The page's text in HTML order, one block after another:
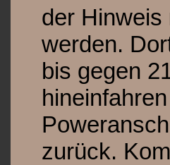
der Hinweis
werden.
bis gegen
zurück.